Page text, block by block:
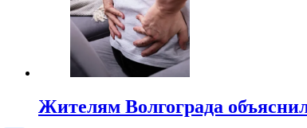
Жителям Волгограда